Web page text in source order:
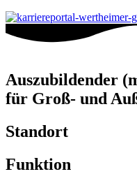
Auszubildender
für Groß- und
Standort
Funktion